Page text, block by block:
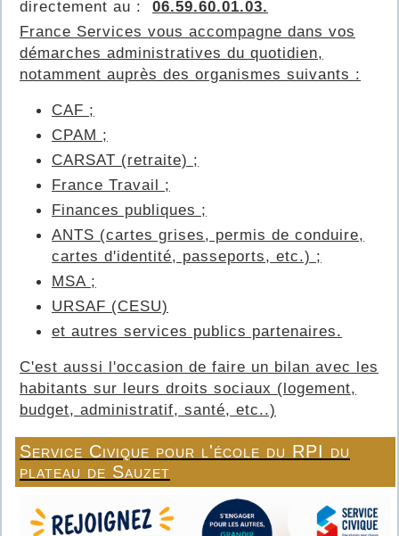
directement au : 06.59.60.01.03.
France Services vous accompagne dans vos
démarches administratives du quotidien,
notamment auprès des organismes suivants :
CAF ;
CPAM ;
CARSAT (retraite) ;
France Travail ;
Finances publiques ;
ANTS (cartes grises, permis de conduire,
cartes d'identité, passeports, etc.) ;
MSA ;
URSAF (CESU)
et autres services publics partenaires.
C'est aussi l'occasion de faire un bilan avec les
habitants sur leurs droits sociaux (logement,
budget, administratif, santé, etc..)
Service Civique pour l'école du RPI du
plateau de Sauzet